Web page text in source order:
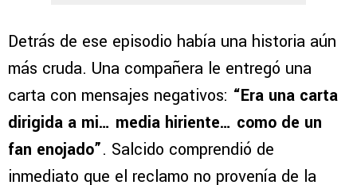
Detrás de ese episodio había una historia aún
más cruda. Una compañera le entregó una
carta con mensajes negativos: “Era una carta
dirigida a mi… media hiriente… como de un
fan enojado”. Salcido comprendió de
inmediato que el reclamo no provenía de la